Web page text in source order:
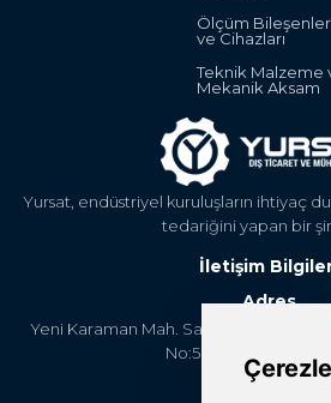
Yursat, endüstriyel kuruluşların ihtiyaç
tedariğini yapan bir
Ölçüm
ve Cihazları
Teknik Malzeme
Mekanik Aksam
İletişim
Adres
Yeni Karaman Mah. Sanayi Cad. 4.
No:505 Osmangazi/